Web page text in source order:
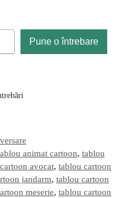
Pune o întrebare
animat cartoon, tablou
avocat, tablou cartoon
jandarm, tablou cartoon
meserie, tablou cartoon